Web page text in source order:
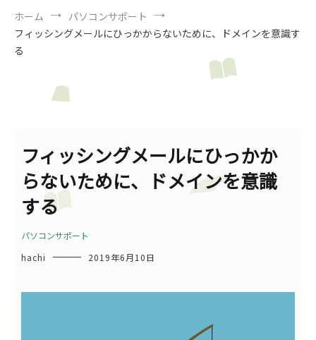
ホーム
パソコンサポート
フィッシングメールにひっかからないために、ドメインを意識す
る
フィッシングメールにひっかか
らないために、ドメインを意識
する
パソコンサポート
hachi
2019年6月10日